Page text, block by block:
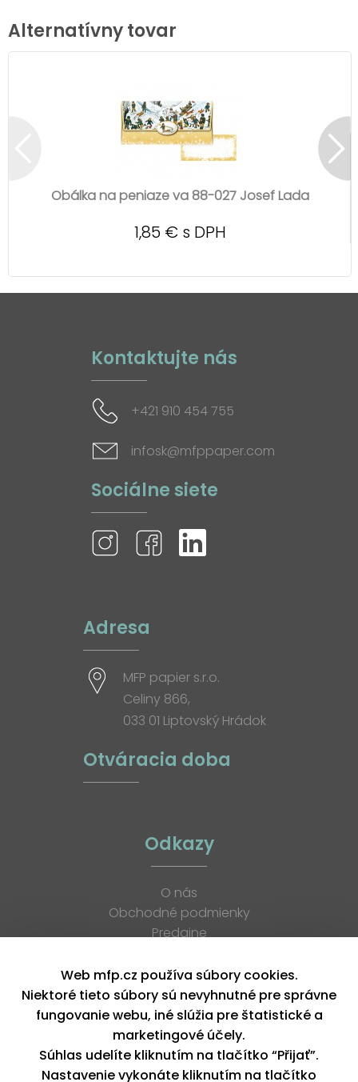
Alternatívny tovar
Obálka na peniaze va 88-027 Josef Lada
1,85 € s DPH
Kontaktujte nás
+421 910 454 755
infosk@mfppaper.com
Sociálne siete
Adresa
MFP papier s.r.o.
Celiny 866,
033 01 Liptovský Hrádok
Otváracia doba
Odkazy
O nás
Obchodné podmienky
Predajne
K stiahnutiu
Blog
Kontakt
Kariéra
XML feed
Web mfp.cz používa súbory cookies.
Niektoré tieto súbory sú nevyhnutné pre správne
fungovanie webu, iné slúžia pre štatistické a
marketingové účely.
Súhlas udelíte kliknutím na tlačítko “Přijať”.
Nastavenie vykonáte kliknutím na tlačítko